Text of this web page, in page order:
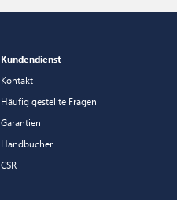
Kundendienst
Kontakt
Häufig gestellte Fragen
Garantien
Handbucher
CSR